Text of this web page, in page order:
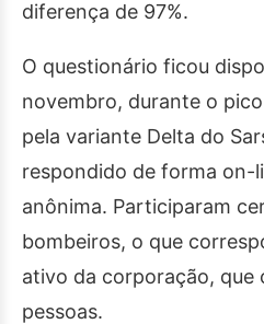
diferença de 97%.
O questionário ficou
novembro, durante o
pela variante Delta do
respondido de forma on-
anônima. Participaram
bombeiros, o que
ativo da corporação, que
pessoas.